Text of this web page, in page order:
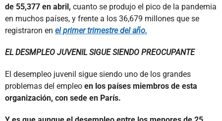
de 55,377 en abril, cuanto se produjo el pico de la pandemia
en muchos países, y frente a los 36,679 millones que se
registraron en el primer trimestre del año.
EL DESMPLEO JUVENIL SIGUE SIENDO PREOCUPANTE
El desempleo juvenil sigue siendo uno de los grandes
problemas del empleo en los países miembros de esta
organización, con sede en París.